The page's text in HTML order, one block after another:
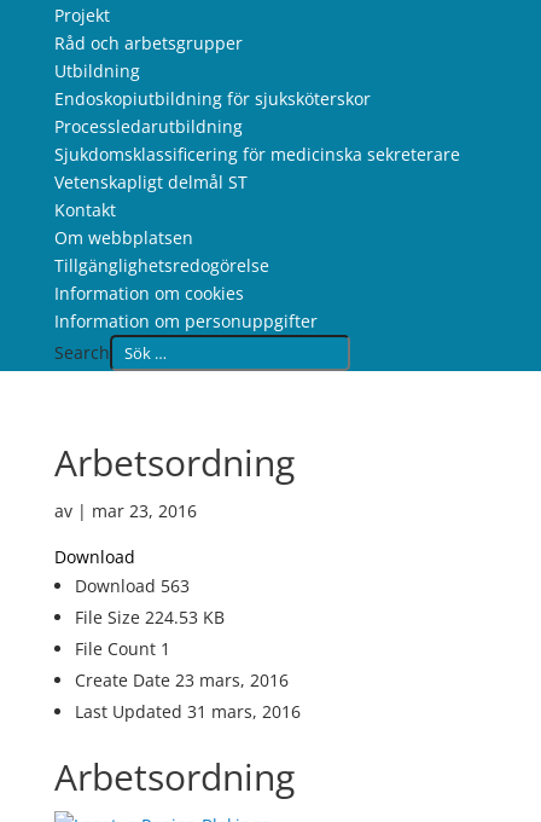
Projekt
Råd och arbetsgrupper
Utbildning
Endoskopiutbildning för sjuksköterskor
Processledarutbildning
Sjukdomsklassificering för medicinska sekreterare
Vetenskapligt delmål ST
Kontakt
Om webbplatsen
Tillgänglighetsredogörelse
Information om cookies
Information om personuppgifter
Search
Arbetsordning
av | mar 23, 2016
Download
Download 563
File Size 224.53 KB
File Count 1
Create Date 23 mars, 2016
Last Updated 31 mars, 2016
Arbetsordning